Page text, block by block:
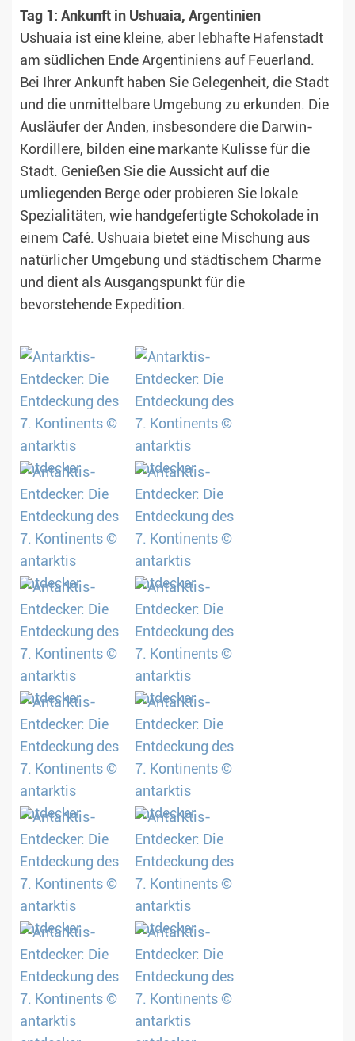
Tag 1: Ankunft in Ushuaia, Argentinien
Ushuaia ist eine kleine, aber lebhafte Hafenstadt
am südlichen Ende Argentiniens auf Feuerland.
Bei Ihrer Ankunft haben Sie Gelegenheit, die Stadt
und die unmittelbare Umgebung zu erkunden. Die
Ausläufer der Anden, insbesondere die Darwin-
Kordillere, bilden eine markante Kulisse für die
Stadt. Genießen Sie die Aussicht auf die
umliegenden Berge oder probieren Sie lokale
Spezialitäten, wie handgefertigte Schokolade in
einem Café. Ushuaia bietet eine Mischung aus
natürlicher Umgebung und städtischem Charme
und dient als Ausgangspunkt für die
bevorstehende Expedition.